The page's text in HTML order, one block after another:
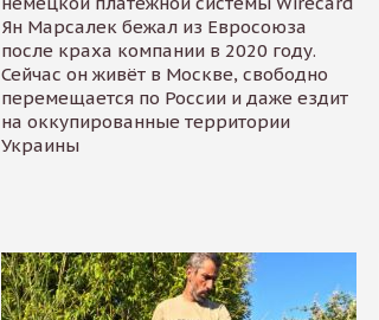
Ян Марсалек бежал из Евросоюза
после краха компании в 2020 году.
Сейчас он живёт в Москве, свободно
перемещается по России и даже ездит
на оккупированные территории
Украины